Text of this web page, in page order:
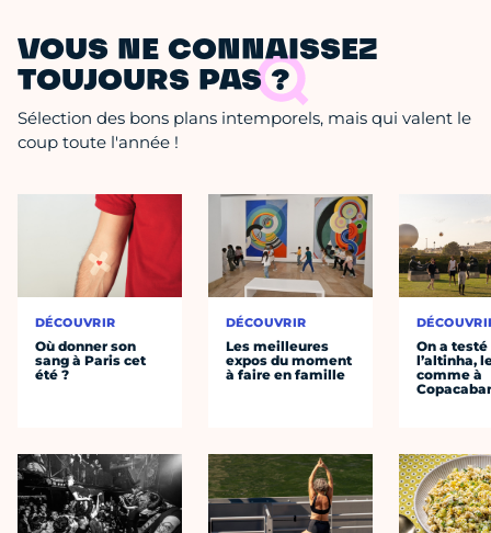
VOUS NE CONNAISSEZ
TOUJOURS PAS ?
Sélection des bons plans intemporels, mais qui valent le
coup toute l'année !
DÉCOUVRIR
Où donner son
sang à Paris cet
été ?
DÉCOUVRIR
Les meilleures
expos du moment
à faire en famille
On a testé
l’altinha,
comme à